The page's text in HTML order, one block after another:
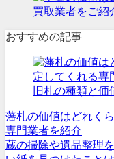
おすすめの記事
旧札の種類と価
藩札の価値はどれく
専門業者を紹介
蔵の掃除や遺品整理